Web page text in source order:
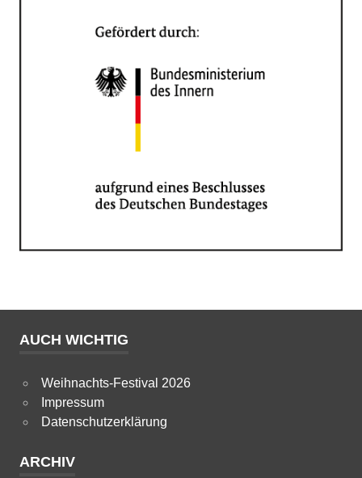
AUCH WICHTIG
Weihnachts-Festival 2026
Impressum
Datenschutzerklärung
ARCHIV